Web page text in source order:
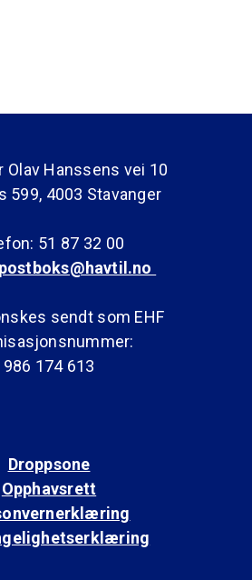
Olav Hanssens vei 10
599, 4003 Stavanger
51 87 32 00
postboks@havtil.no
sendt som EHF
986 174 613
Droppsone
Opphavsrett